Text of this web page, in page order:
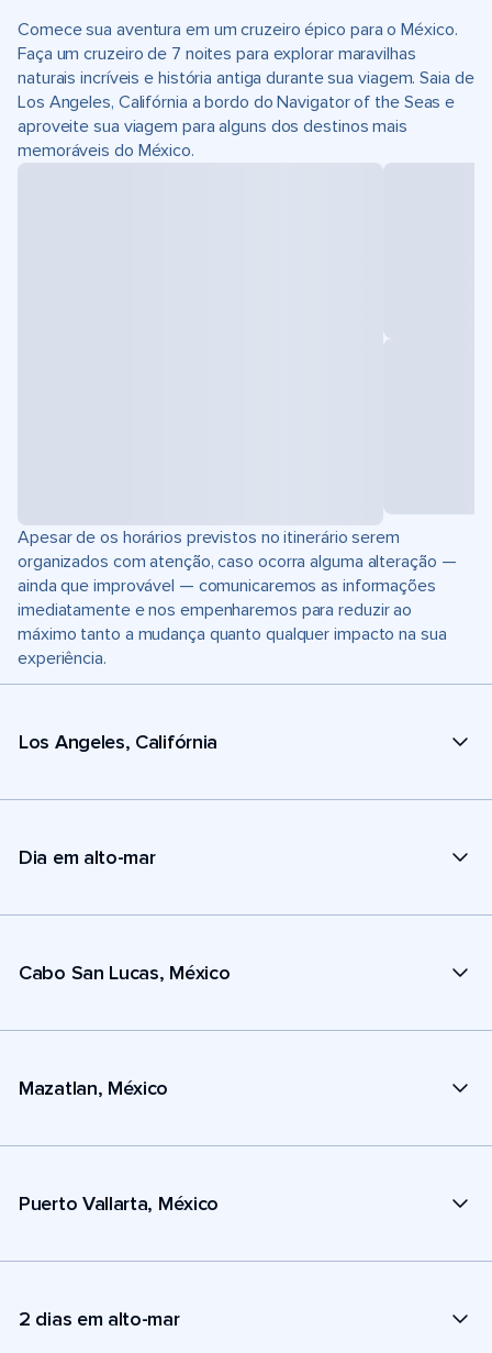
Comece sua aventura em um cruzeiro épico para o México.
Faça um cruzeiro de 7 noites para explorar maravilhas
naturais incríveis e história antiga durante sua viagem. Saia de
Los Angeles, Califórnia a bordo do Navigator of the Seas e
aproveite sua viagem para alguns dos destinos mais
memoráveis do México.
Apesar de os horários previstos no itinerário serem
organizados com atenção, caso ocorra alguma alteração —
ainda que improvável — comunicaremos as informações
imediatamente e nos empenharemos para reduzir ao
máximo tanto a mudança quanto qualquer impacto na sua
experiência.
Los Angeles, Califórnia
Dia em alto-mar
Cabo San Lucas, México
Mazatlan, México
Puerto Vallarta, México
2 dias em alto-mar